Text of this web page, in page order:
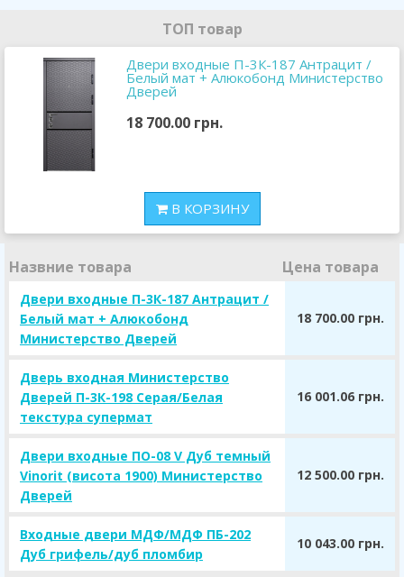
Назвние товара Цена товара
Двери входные П-3К-187 Антрацит /
Белый мат + Алюкобонд
Министерство Дверей
18 700.00 грн.
Дверь входная Министерство
Дверей П-3К-198 Серая/Белая
текстура супермат
16 001.06 грн.
Двери входные ПО-08 V Дуб темный
Vinorit (висота 1900) Министерство
Дверей
12 500.00 грн.
Входные двери МДФ/МДФ ПБ-202
Дуб грифель/дуб пломбир
10 043.00 грн.
ТОП товар
Двери входные П-3К-187 Антрацит /
Белый мат + Алюкобонд Министерство
Дверей
18 700.00 грн.
В КОРЗИНУ